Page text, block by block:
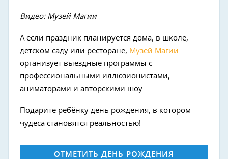
Видео: Музей Магии
А если праздник планируется дома, в школе,
детском саду или ресторане, Музей Магии
организует выездные программы с
профессиональными иллюзионистами,
аниматорами и авторскими шоу.
Подарите ребёнку день рождения, в котором
чудеса становятся реальностью!
ОТМЕТИТЬ ДЕНЬ РОЖДЕНИЯ